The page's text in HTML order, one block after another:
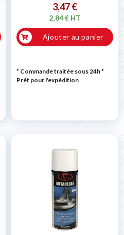
3,47 €
2,84 € HT
Ajouter au panier
* Commande traitée sous 24h*
Prêt pour l'expédition